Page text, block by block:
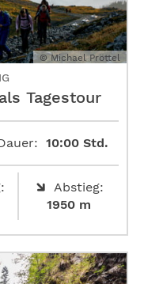
© Michael Pröttel
Tagestour
10:00 Std.
Abstieg:
1950 m